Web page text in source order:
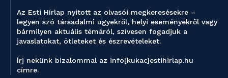
Az Esti Hírlap nyitott az olvasói megkeresésekre –
legyen szó társadalmi ügyekről, helyi eseményekről vagy
bármilyen aktuális témáról, szívesen fogadjuk a
javaslatokat, ötleteket és észrevételeket.
Írj nekünk bizalommal az info[kukac]estihirlap.hu
címre.